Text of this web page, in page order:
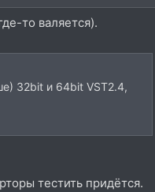
то валяется).
32bit и 64bit VST2.4,
тестить придётся.